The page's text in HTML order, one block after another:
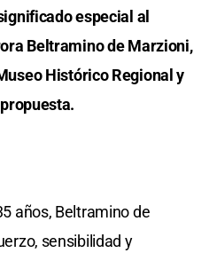
especial al
Beltramino de Marzioni,
Histórico Regional y
años, Beltramino de
sensibilidad y